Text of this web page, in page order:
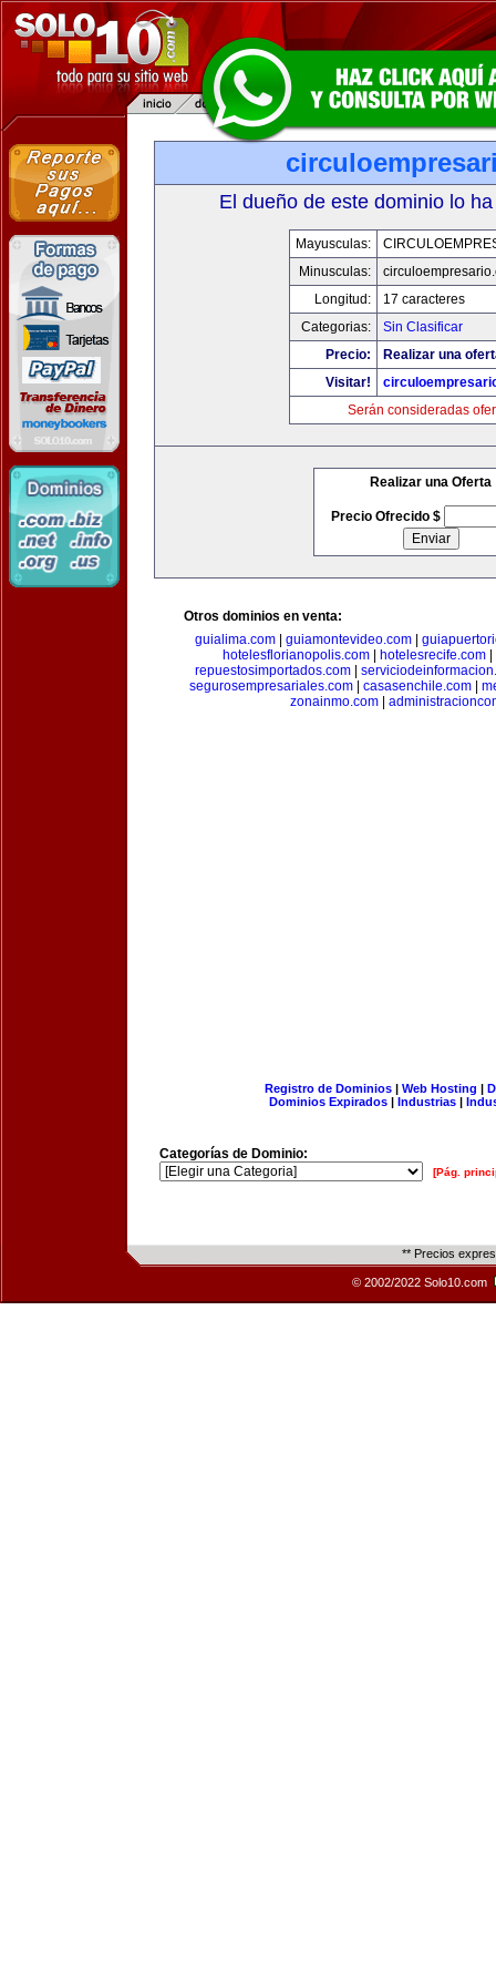
El dueño de este dominio lo
Mayusculas:
Minusculas:
Longitud:
17 caracteres
Categorias:
Sin Clasificar
Precio:
Realizar una
Visitar!
Serán consideradas
Realizar una Oferta
Precio Ofrecido $
Otros dominios en venta:
guialima.com
guiamontevideo.com
hotelesflorianopolis.com| hotelesrecife.com|
repuestosimportados.com|
segurosempresariales.com| casasenchile.com|
zonainmo.com
Registro de Dominios| Web Hosting |
Dominios Expirados | Industrias |
Categorías de Dominio:
[Pág.
** Precios
© 2002/2022 Solo10.com